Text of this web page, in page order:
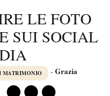
LE FOTO
SUI SOCIAL
MATRIMONIO - Grazia